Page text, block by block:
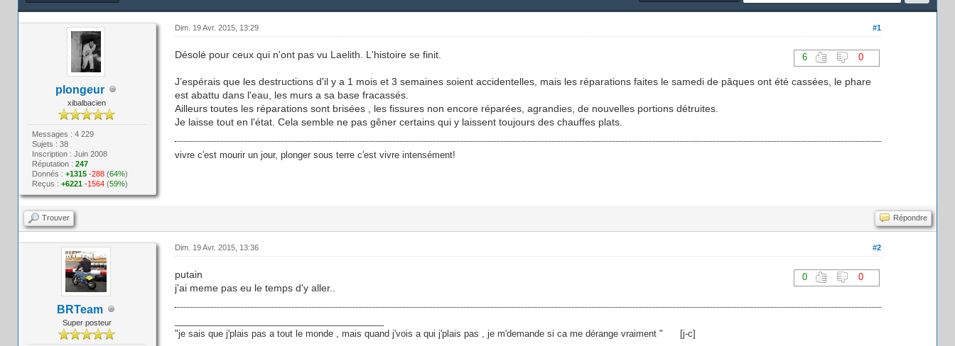
plongeur
xibalbacien
Messages : 4 229
Sujets : 38
Inscription : Juin 2008
Réputation : 247
Donnés : +1315 -288(64%)
Reçus : +6221 -1564(59%)
#1
Dim. 19 Avr. 2015, 13:29
6 0
Désolé pour ceux qui n'ont pas vu Laelith. L'histoire se finit.
J’espérais que les destructions d'il y a 1 mois et 3 semaines soient accidentelles, mais les réparations faites le samedi de pâques ont été cassées, le phare
est abattu dans l'eau, les murs a sa base fracassés.
Ailleurs toutes les réparations sont brisées , les fissures non encore réparées, agrandies, de nouvelles portions détruites.
Je laisse tout en l'état. Cela semble ne pas gêner certains qui y laissent toujours des chauffes plats.
vivre c'est mourir un jour, plonger sous terre c'est vivre intensément!
Trouver Répondre
BRTeam
Super posteur
#2
Dim. 19 Avr. 2015, 13:36
0 0
putain
j'ai meme pas eu le temps d'y aller..
"je sais que j'plais pas a tout le monde , mais quand j'vois a qui j'plais pas , je m'demande si ca me dérange vraiment " [j-c]